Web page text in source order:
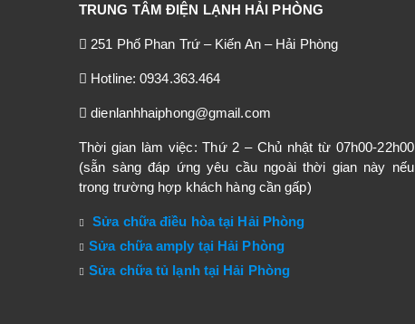
TRUNG TÂM ĐIỆN LẠNH HẢI PHÒNG
251 Phố Phan Trứ – Kiến An – Hải Phòng
Hotline: 0934.363.464
dienlanhhaiphong@gmail.com
Thời gian làm việc: Thứ 2 – Chủ nhật từ 07h00-22h00
(sẵn sàng đáp ứng yêu cầu ngoài thời gian này nếu
trong trường hợp khách hàng cần gấp)
Sửa chữa điều hòa tại Hải Phòng
Sửa chữa amply tại Hải Phòng
Sửa chữa tủ lạnh tại Hải Phòng